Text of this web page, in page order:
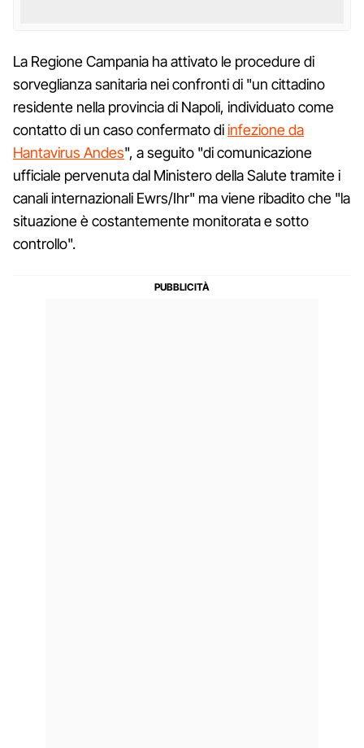
La Regione Campania ha attivato le procedure di
sorveglianza sanitaria nei confronti di "un cittadino
residente nella provincia di Napoli, individuato come
contatto di un caso confermato diinfezione da
Hantavirus Andes", a seguito "di comunicazione
ufficiale pervenuta dal Ministero della Salute tramite i
canali internazionali Ewrs/Ihr" ma viene ribadito che "la
situazione è costantemente monitorata e sotto
controllo".